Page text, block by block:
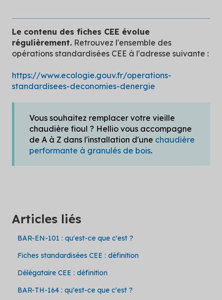
Le contenu des fiches CEE évolue
régulièrement. Retrouvez l'ensemble des
opérations standardisées CEE à l'adresse suivante :
https://www.ecologie.gouv.fr/operations-
standardisees-deconomies-denergie
Vous souhaitez remplacer votre vieille
chaudière fioul ? Hellio vous accompagne
de A à Z dans l'installation d'une chaudière
performante à granulés de bois.
Articles liés
BAR-EN-101 : qu'est-ce que c'est ?
Fiches standardisées CEE : définition
Délégataire CEE : définition
BAR-TH-164 : qu'est-ce que c'est ?